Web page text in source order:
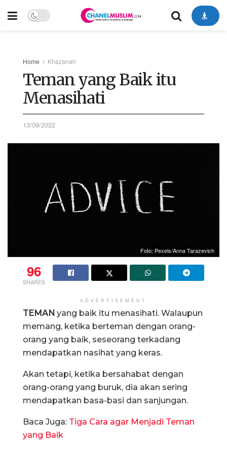
Home Khazanah
Teman yang Baik itu
Menasihati
13/09/2022
Foto: Pexels/Anna Tarazevich
96
SHARES
ADVERTISEMENT
TEMAN yang baik itu menasihati. Walaupun
memang, ketika berteman dengan orang-
orang yang baik, seseorang terkadang
mendapatkan nasihat yang keras.
Akan tetapi, ketika bersahabat dengan
orang-orang yang buruk, dia akan sering
mendapatkan basa-basi dan sanjungan.
Baca Juga: Tiga Cara agar Menjadi Teman
yang Baik